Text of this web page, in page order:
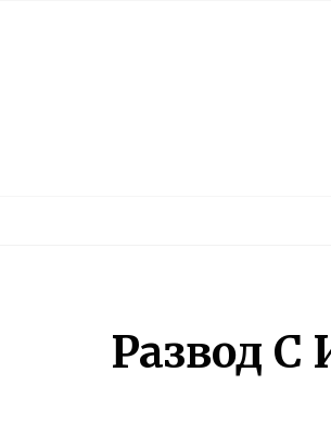
Развод С